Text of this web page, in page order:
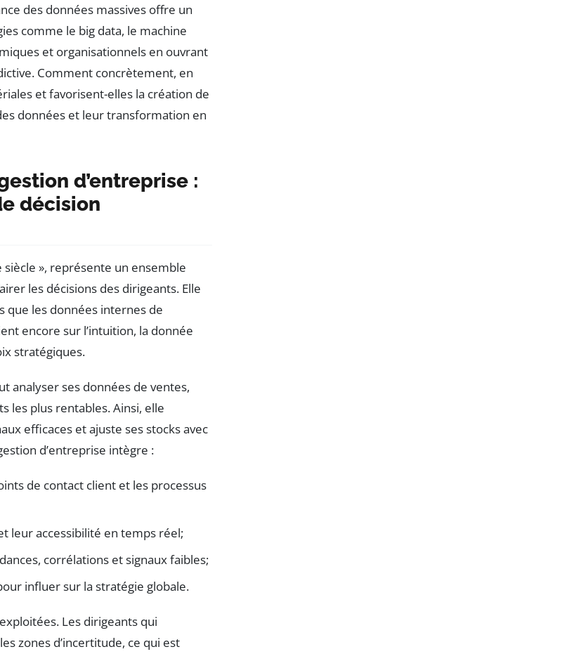
des données massives offre un
comme le big data, le machine
et organisationnels en ouvrant
Comment concrètement, en
et favorisent-elles la création de
données et leur transformation en
d’entreprise :
décision
siècle », représente un ensemble
les décisions des dirigeants. Elle
que les données internes de
encore sur l’intuition, la donnée
stratégiques.
analyser ses données de ventes,
les plus rentables. Ainsi, elle
efficaces et ajuste ses stocks avec
d’entreprise intègre :
de contact client et les processus
leur accessibilité en temps réel;
corrélations et signaux faibles;
influer sur la stratégie globale.
Les dirigeants qui
zones d’incertitude, ce qui est